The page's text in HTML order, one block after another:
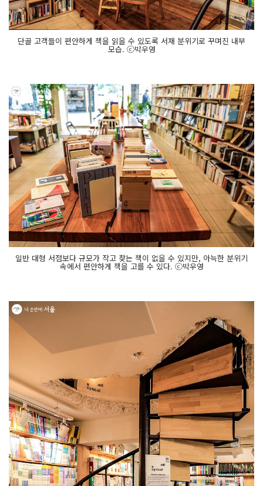
단골 고객들이 편안하게 책을 읽을 수 있도록 서재 분위기로 꾸며진 내부
모습. ⓒ박우영
일반 대형 서점보다 규모가 작고 찾는 책이 없을 수 있지만, 아늑한 분위기
속에서 편안하게 책을 고를 수 있다. ⓒ박우영